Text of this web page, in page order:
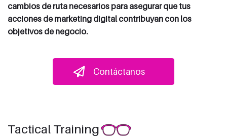
cambios de ruta necesarios para asegurar que tus
acciones de marketing digital contribuyan con los
objetivos de negocio.
Contáctanos
Tactical Training